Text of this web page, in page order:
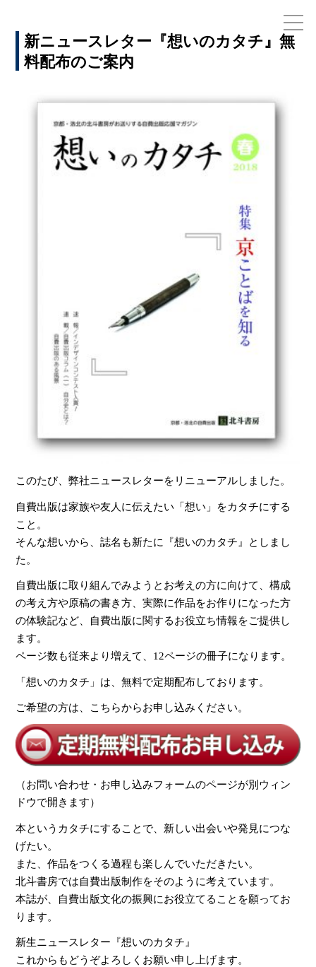
新ニュースレター『想いのカタチ』無
料配布のご案内
このたび、弊社ニュースレターをリニューアルしました。
自費出版は家族や友人に伝えたい「想い」をカタチにする
こと。
そんな想いから、誌名も新たに『想いのカタチ』としまし
た。
自費出版に取り組んでみようとお考えの方に向けて、構成
の考え方や原稿の書き方、実際に作品をお作りになった方
の体験記など、自費出版に関するお役立ち情報をご提供し
ます。
ページ数も従来より増えて、12ページの冊子になります。
「想いのカタチ」は、無料で定期配布しております。
ご希望の方は、こちらからお申し込みください。
（お問い合わせ・お申し込みフォームのページが別ウィン
ドウで開きます）
本というカタチにすることで、新しい出会いや発見につな
げたい。
また、作品をつくる過程も楽しんでいただきたい。
北斗書房では自費出版制作をそのように考えています。
本誌が、自費出版文化の振興にお役立てることを願ってお
ります。
新生ニュースレター『想いのカタチ』
これからもどうぞよろしくお願い申し上げます。
お電話でのお問い合わせ